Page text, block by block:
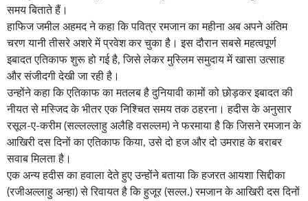
समय बिताते हैं।
हाफिज जमील अहमद ने कहा कि पवित्र रमजान का महीना अब अपने अंतिम
चरण यानी तीसरे अशरे में प्रवेश कर चुका है। इस दौरान सबसे महत्वपूर्ण
इबादत एतिकाफ शुरू हो गई है, जिसे लेकर मुस्लिम समुदाय में खासा उत्साह
और संजीदगी देखी जा रही है।
उन्होंने कहा कि एतिकाफ का मतलब है दुनियावी कामों को छोड़कर इबादत की
नीयत से मस्जिद के भीतर एक निश्चित समय तक ठहरना। हदीस के अनुसार
रसूल-ए-करीम (सल्लल्लाहु अलैहि वसल्लम) ने फरमाया है कि जिसने रमजान के
आखिरी दस दिनों का एतिकाफ किया, उसे दो हज और दो उमराह के बराबर
सवाब मिलता है।
एक अन्य हदीस का हवाला देते हुए उन्होंने बताया कि हजरत आयशा सिद्दीका
(रजीअल्लाहु अन्हा) से रिवायत है कि हुजूर (सल्ल.) रमजान के आखिरी दस दिनों